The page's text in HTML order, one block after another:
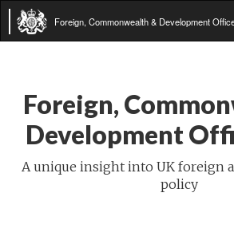
Foreign, Commonwealth & Development
Foreign,
Development
A unique insight into UK foreign
policy